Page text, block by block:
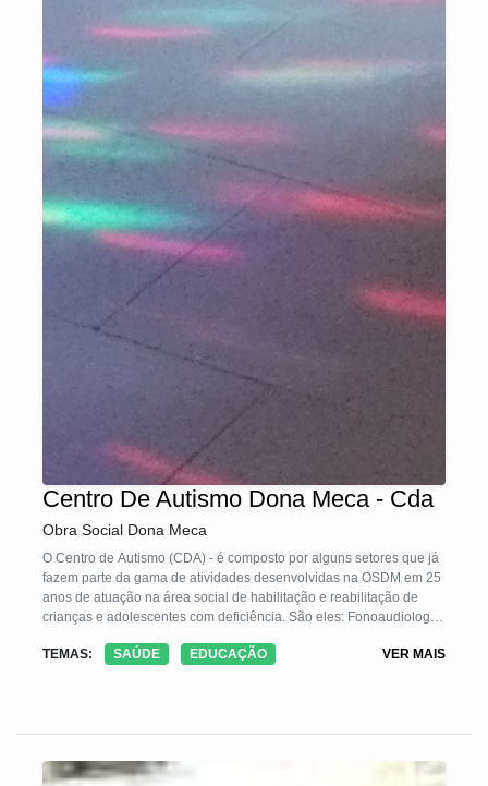
Centro De Autismo Dona Meca - Cda
Obra Social Dona Meca
O Centro de Autismo (CDA) - é composto por alguns setores que já
fazem parte da gama de atividades desenvolvidas na OSDM em 25
anos de atuação na área social de habilitação e reabilitação de
crianças e adolescentes com deficiência. São eles: Fonoaudiologia,
atividades a base do trabalho multidisciplinar de Estimulação
comunicação verbal e não-verbal, e alteração do comportamento.
TEMAS: SAÚDE EDUCAÇÃO VER MAIS